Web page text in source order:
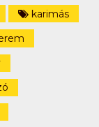
karimás